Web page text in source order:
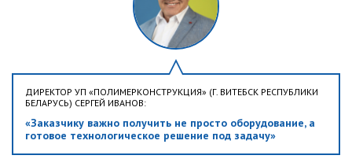
ДИРЕКТОР УП «ПОЛИМЕРКОНСТРУКЦИЯ» (Г. ВИТЕБСК РЕСПУБЛИКИ
БЕЛАРУСЬ) СЕРГЕЙ ИВАНОВ:
«Заказчику важно получить не просто оборудование, а
готовое технологическое решение под задачу»